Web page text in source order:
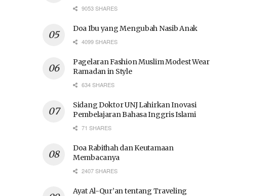
9053 SHARES
Doa Ibu yang Mengubah Nasib Anak
4099 SHARES
Pagelaran Fashion Muslim Modest Wear
Ramadan in Style
634 SHARES
Sidang Doktor UNJ Lahirkan Inovasi
Pembelajaran Bahasa Inggris Islami
71 SHARES
Doa Rabithah dan Keutamaan
Membacanya
2407 SHARES
Ayat Al-Qur’an tentang Traveling